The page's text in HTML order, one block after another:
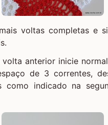
voltas completas e
anterior inicie
de 3 correntes,
indicado na